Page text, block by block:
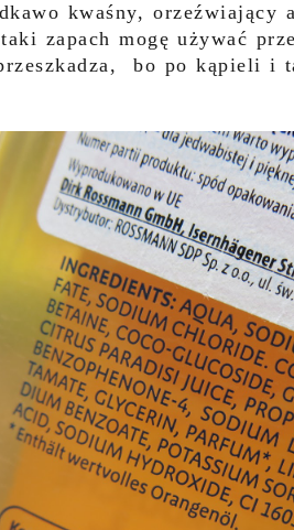
kwaśny, orzeźwiający
zapach mogę używać
bo po kąpieli i